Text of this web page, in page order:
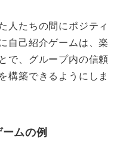
人たちの間にポジティ
自己紹介ゲームは、楽
で、グループ内の信頼
構築できるようにしま
ムの例